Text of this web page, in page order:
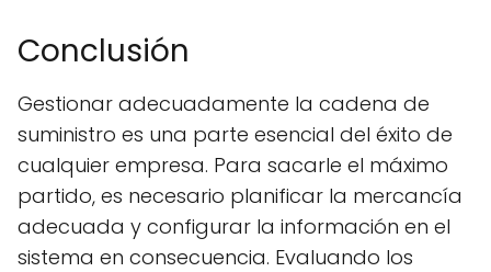
Conclusión
Gestionar adecuadamente la cadena de
suministro es una parte esencial del éxito de
cualquier empresa. Para sacarle el máximo
partido, es necesario planificar la mercancía
adecuada y configurar la información en el
sistema en consecuencia. Evaluando los